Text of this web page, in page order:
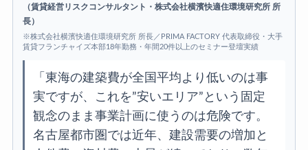
（賃貸経営リスクコンサルタント・株式会社横濱快適住環境研究所 所
長）
※株式会社横濱快適住環境研究所 所長／PRIMA FACTORY 代表取締役・大手
賃貸フランチャイズ本部18年勤務・年間20件以上のセミナー登壇実績
「東海の建築費が全国平均より低いのは事
実ですが、これを”安いエリア”という固定
観念のまま事業計画に使うのは危険です。
名古屋都市圏では近年、建設需要の増加と